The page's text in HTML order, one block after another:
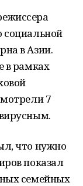
социальной
в Азии.
в рамках
7
что нужно
показал
семейных